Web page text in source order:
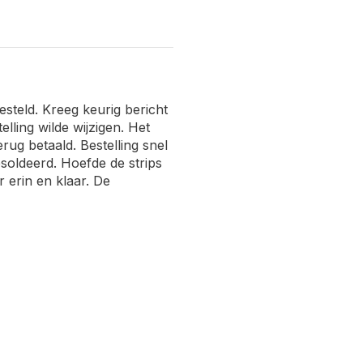
Kreeg keurig bericht
wilde wijzigen. Het
betaald. Bestelling snel
Hoefde de strips
erin en klaar. De